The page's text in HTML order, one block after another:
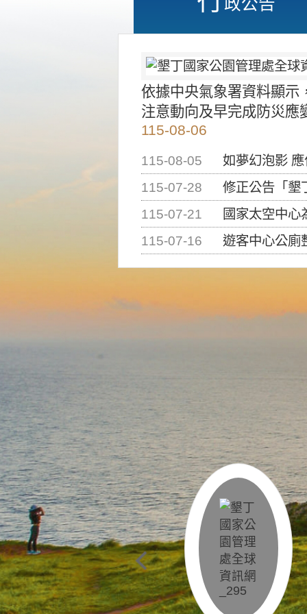
依據中央氣象署資料顯示
注意動向及早完成防災應
115-08-06
115-08-05
如夢幻泡影
115-07-28
修正公告「墾丁國家公
115-07-21
國家太空中心為辦理
115-07-16
遊客中心公廁